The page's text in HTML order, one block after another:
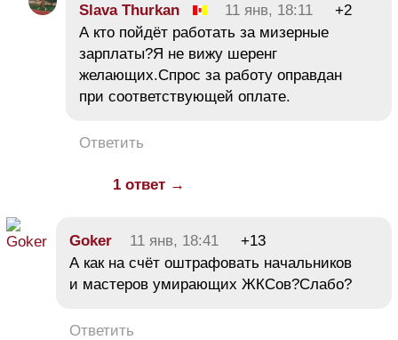
Slava Thurkan 11 янв, 18:11
+2
А кто пойдёт работать за мизерные
зарплаты?Я не вижу шеренг
желающих.Спрос за работу оправдан
при соответствующей оплате.
Ответить
1 ответ →
Goker 11 янв, 18:41
+13
А как на счёт оштрафовать начальников
и мастеров умирающих ЖКСов?Слабо?
Ответить